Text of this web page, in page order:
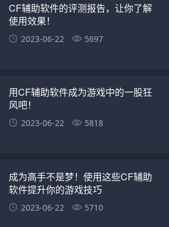
CF辅助软件的评测报告，让你了解
使用效果！
2023-06-22 5697
用CF辅助软件成为游戏中的一股狂
风吧！
2023-06-22 5818
成为高手不是梦！使用这些CF辅助
软件提升你的游戏技巧
2023-06-22 5710